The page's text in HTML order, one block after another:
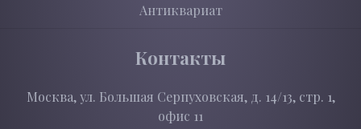
Антиквариат
Контакты
Москва, ул. Большая Серпуховская, д. 14/13, стр. 1,
офис 11